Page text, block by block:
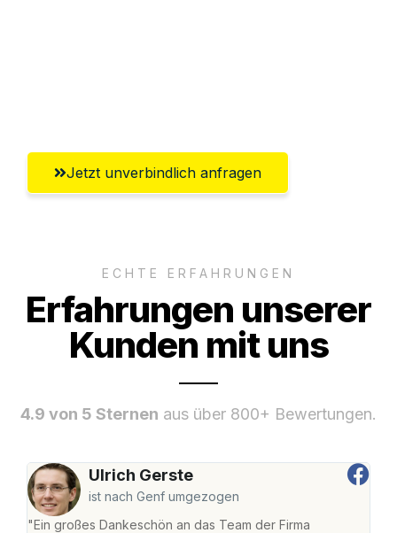
Jetzt unverbindlich anfragen
ECHTE ERFAHRUNGEN
Erfahrungen unserer
Kunden mit uns
4.9 von 5 Sternen aus über 800+ Bewertungen.
Ulrich Gerste
ist nach Genf umgezogen
"Ein großes Dankeschön an das Team der Firma